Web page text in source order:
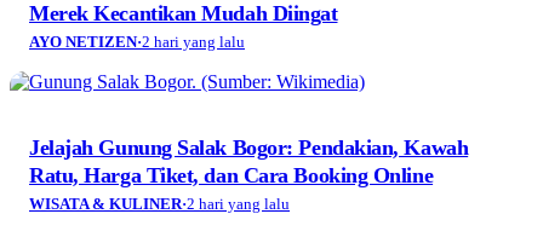
Merek Kecantikan Mudah Diingat
AYO NETIZEN·2 hari yang lalu
Jelajah Gunung Salak Bogor: Pendakian, Kawah
Ratu, Harga Tiket, dan Cara Booking Online
WISATA & KULINER·2 hari yang lalu